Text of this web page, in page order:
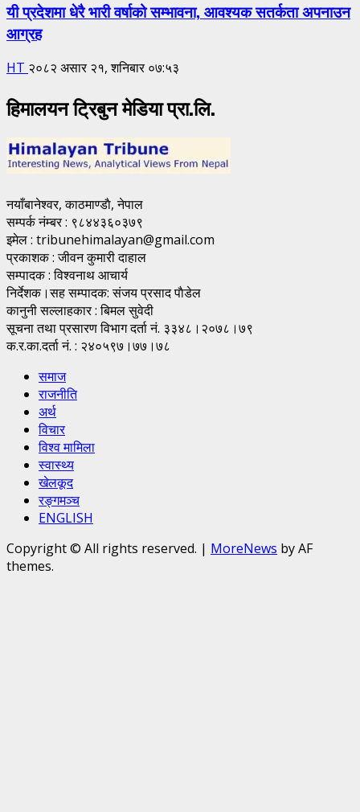
यी प्रदेशमा धेरै भारी वर्षाको सम्भावना, आवश्यक सतर्कता अपनाउन
आग्रह
HT २०८२ असार २१, शनिबार ०७:५३
हिमालयन ट्रिबुन मेडिया प्रा.लि.
नयाँबानेश्वर, काठमाण्डाै, नेपाल
सम्पर्क नंम्बर : ९८४४३६०३७९
इमेल : tribunehimalayan@gmail.com
प्रकाशक : जीवन कुमारी दाहाल
सम्पादक : विश्वनाथ आचार्य
निर्देशक।सह सम्पादक: संजय प्रसाद पाैडेल
कानुनी सल्लाहकार : बिमल सुवेदी
सूचना तथा प्रसारण विभाग दर्ता नं. ३३४८।२०७८।७९
क.र.का.दर्ता नं. : २४०५९७।७७।७८
समाज
राजनीति
अर्थ
विचार
विश्व मामिला
स्वास्थ्य
खेलकूद
रङ्गमञ्च
ENGLISH
Copyright © All rights reserved. | MoreNews by AF
themes.